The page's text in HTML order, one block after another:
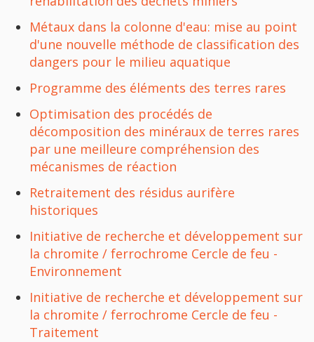
Métaux dans la colonne d'eau: mise au point
d'une nouvelle méthode de classification des
dangers pour le milieu aquatique
Programme des éléments des terres rares
Optimisation des procédés de
décomposition des minéraux de terres rares
par une meilleure compréhension des
mécanismes de réaction
Retraitement des résidus aurifère
historiques
Initiative de recherche et développement sur
la chromite / ferrochrome Cercle de feu -
Environnement
Initiative de recherche et développement sur
la chromite / ferrochrome Cercle de feu -
Traitement